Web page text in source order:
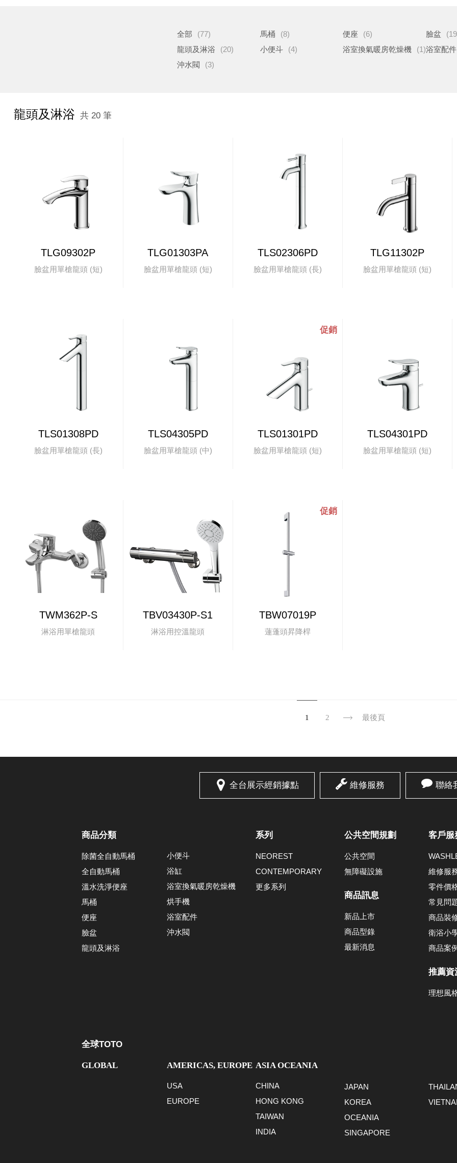
全部 (77) 馬桶 (8) 便座 (6) 臉盆
龍頭及淋浴
(20) 小便斗 (4) 浴室換氣暖房乾燥機 (1)浴室配件
沖水閥
(3)
龍頭及淋浴 共 20 筆
TLG09302P
臉盆用單槍龍頭 (短)
TLG01303PA
臉盆用單槍龍頭 (短)
TLS02306PD
臉盆用單槍龍頭 (長)
TLG11302P
臉盆用單槍龍頭 (短)
TLS01308PD
臉盆用單槍龍頭 (長)
TLS04305PD
臉盆用單槍龍頭 (中)
TLS01301PD
臉盆用單槍龍頭 (短)
TLS04301PD
臉盆用單槍龍頭 (短)
TWM362P-S
淋浴用單槍龍頭
TBV03430P-S1
淋浴用控溫龍頭
TBW07019P
蓮蓬頭昇降桿
1 2 最後頁
全台展示經銷據點 維修服務 聯絡
商品分類
除菌全自動馬桶
全自動馬桶
溫水洗淨便座
馬桶
便座
臉盆
龍頭及淋浴
小便斗
浴缸
浴室換氣暖房乾燥機
烘手機
浴室配件
沖水閥
系列
NEOREST
CONTEMPORARY
更多系列
公共空間規劃
公共空間
無障礙設施
商品訊息
新品上市
商品型錄
最新消息
客戶服
維修服
零件價
常見問
商品裝
衛浴小
商品案
推薦資
理想風
全球TOTO
GLOBAL AMERICAS, EUROPE
USA
EUROPE
ASIA OCEANIA
CHINA
HONG KONG
TAIWAN
INDIA
JAPAN
KOREA
OCEANIA
SINGAPORE